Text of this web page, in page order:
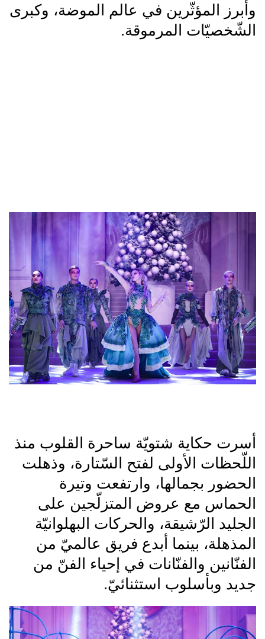
وأبرز المؤثّرين في عالم الموضة، وكبرى
الشّخصيّات المرموقة.
أسرت حكاية شتويّة ساحرة القلوب منذ
اللّحظات الأولى لفتح السّتارة، وذهلت
الحضور بجمالها، وارتفعت وتيرة
الحماس مع عروض المتزلّجين على
الجليد الرّشيقة، والحركات البهلوانيّة
المذهلة، بينما أبدع فريق عالميّ من
الفنّانين والفنّانات في إحياء الفنّ من
جديد وبأسلوب استثنائيّ.